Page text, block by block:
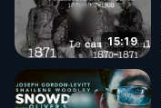
15:19